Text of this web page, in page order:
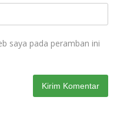
saya pada peramban ini